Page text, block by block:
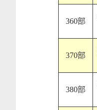
360部
370部
380部